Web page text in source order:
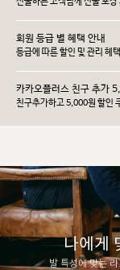
선물하는 고객님께 선물 포
회원 등급 별 혜택 안내
등급에 따른 할인 및 관리 헤
카카오플러스 친구 추가
친구추가하고 5,000원 할인
나에게
발 특성에 맞는